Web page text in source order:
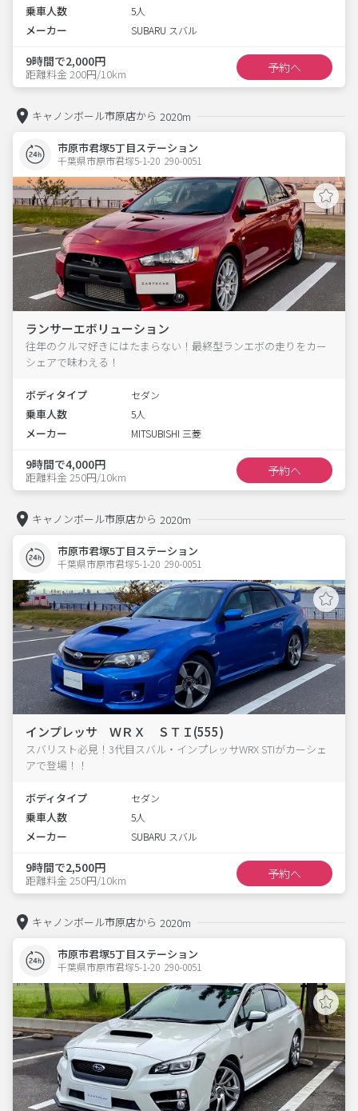
乗車人数 5人
メーカー SUBARU スバル
9時間で2,000円
距離料金 200円/10km 予約へ
キャノンボール市原店から 2020m
市原市君塚5丁目ステーション
千葉県市原市君塚5-1-20  290-0051
ランサーエボリューション
往年のクルマ好きにはたまらない！最終型ランエボの走りをカー
シェアで味わえる！
ボディタイプ セダン
乗車人数 5人
メーカー MITSUBISHI 三菱
9時間で4,000円
距離料金 250円/10km 予約へ
キャノンボール市原店から 2020m
市原市君塚5丁目ステーション
千葉県市原市君塚5-1-20  290-0051
インプレッサ ＷＲＸ ＳＴＩ(555)
スバリスト必見！3代目スバル・インプレッサWRX STIがカーシェ
アで登場！！
ボディタイプ セダン
乗車人数 5人
メーカー SUBARU スバル
9時間で2,500円
距離料金 250円/10km 予約へ
キャノンボール市原店から 2020m
市原市君塚5丁目ステーション
千葉県市原市君塚5-1-20  290-0051